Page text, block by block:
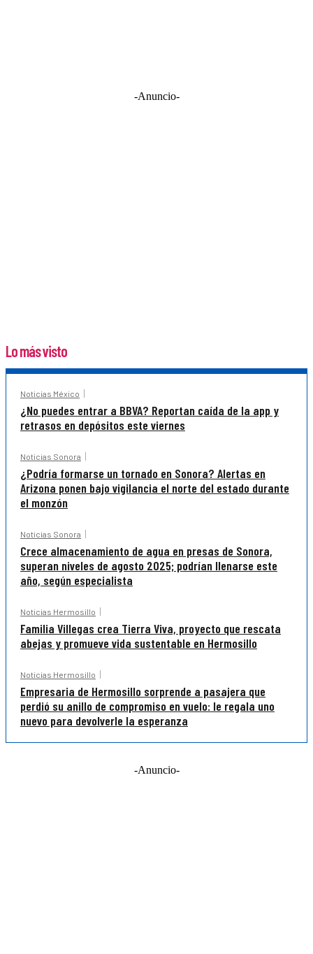
-Anuncio-
Lo más visto
Noticias México
¿No puedes entrar a BBVA? Reportan caída de la app y
retrasos en depósitos este viernes
Noticias Sonora
¿Podría formarse un tornado en Sonora? Alertas en
Arizona ponen bajo vigilancia el norte del estado durante
el monzón
Noticias Sonora
Crece almacenamiento de agua en presas de Sonora,
superan niveles de agosto 2025; podrían llenarse este
año, según especialista
Noticias Hermosillo
Familia Villegas crea Tierra Viva, proyecto que rescata
abejas y promueve vida sustentable en Hermosillo
Noticias Hermosillo
Empresaria de Hermosillo sorprende a pasajera que
perdió su anillo de compromiso en vuelo: le regala uno
nuevo para devolverle la esperanza
-Anuncio-